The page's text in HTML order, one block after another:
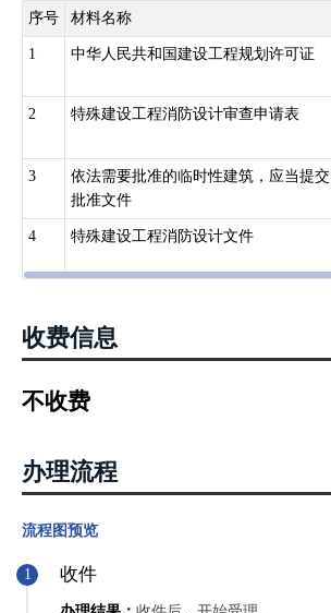
序号 材料名称
1 中华人民共和国建设工程规划许可证
2 特殊建设工程消防设计审查申请表
3
依法需要批准的临时性建筑，应当提交
批准文件
4 特殊建设工程消防设计文件
收费信息
不收费
办理流程
流程图预览
1 收件